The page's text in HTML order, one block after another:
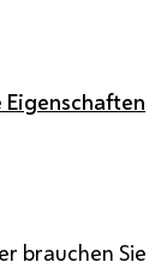
Eigenschaften
brauchen Sie